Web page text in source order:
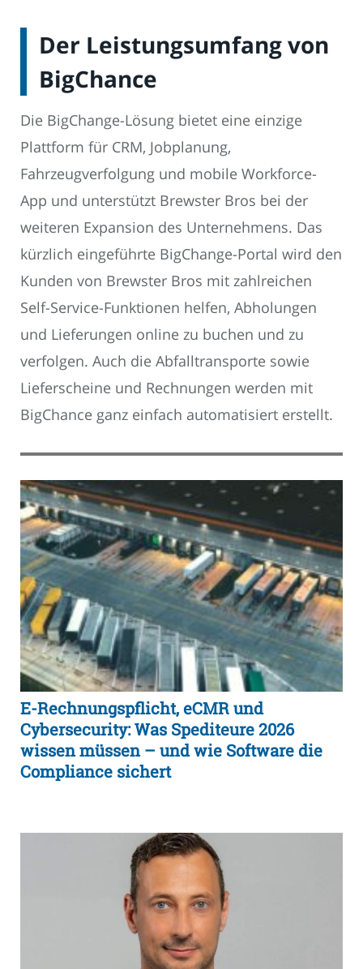
Der Leistungsumfang von
BigChance
Die BigChange-Lösung bietet eine einzige
Plattform für CRM, Jobplanung,
Fahrzeugverfolgung und mobile Workforce-
App und unterstützt Brewster Bros bei der
weiteren Expansion des Unternehmens. Das
kürzlich eingeführte BigChange-Portal wird den
Kunden von Brewster Bros mit zahlreichen
Self-Service-Funktionen helfen, Abholungen
und Lieferungen online zu buchen und zu
verfolgen. Auch die Abfalltransporte sowie
Lieferscheine und Rechnungen werden mit
BigChance ganz einfach automatisiert erstellt.
E-Rechnungspflicht, eCMR und
Cybersecurity: Was Spediteure 2026
wissen müssen – und wie Software die
Compliance sichert